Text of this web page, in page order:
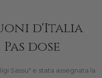
d'Italia
dose
Sassu" e stata assegnata la